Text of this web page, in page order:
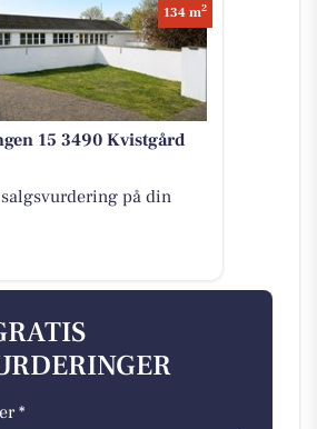
134 m2
15 3490 Kvistgård
på din
*